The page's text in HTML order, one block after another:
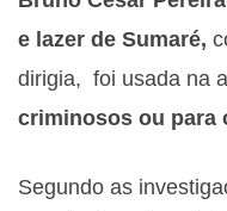
e lazer de Sumaré,
dirigia, foi usada na
criminosos ou para
Segundo as